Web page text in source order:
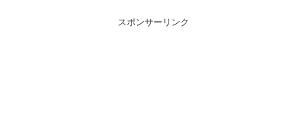
スポンサーリンク